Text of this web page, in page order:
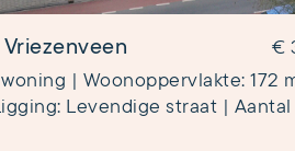
€
| Woonoppervlakte: 172
Levendige straat | Aantal